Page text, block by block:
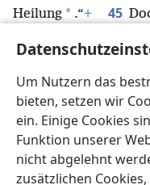
Um Nutzern das
bieten, setzen wir
ein. Einige Cookies
Funktion unserer
nicht abgelehnt
zusätzlichen
Heilung * .“+ 45
sodass Jesus nicht
gehen konnte. Er
einsamen Orten.
Leute zu ihm.+